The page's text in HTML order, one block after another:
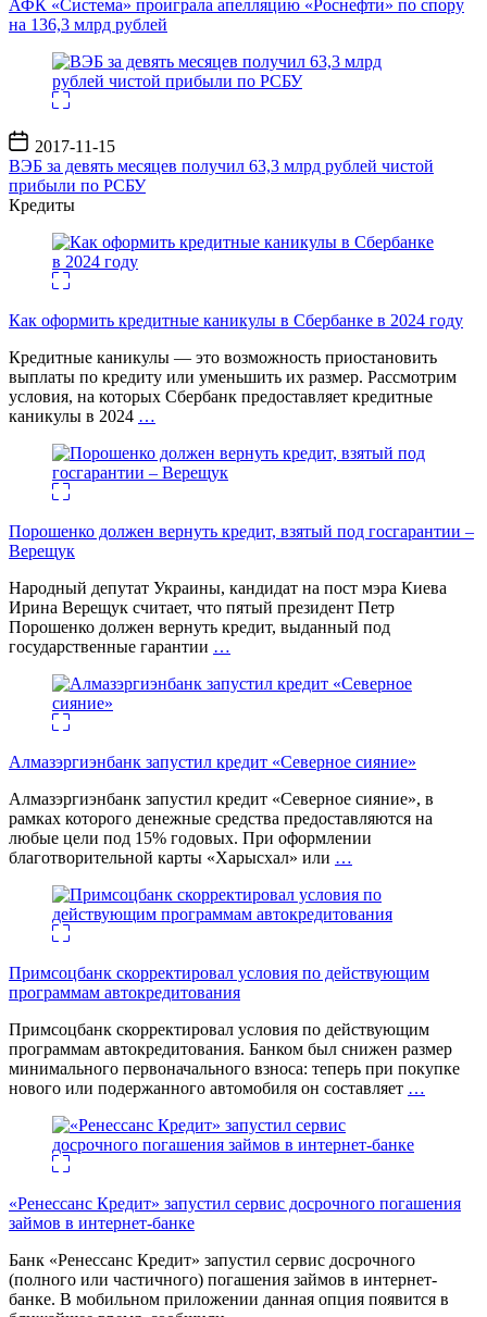
АФК «Система» проиграла апелляцию «Роснефти» по спору
на 136,3 млрд рублей
Дата
записи
2017-11-15
ВЭБ за девять месяцев получил 63,3 млрд рублей чистой
прибыли по РСБУ
Кредиты
Как оформить кредитные каникулы в Сбербанке в 2024 году
Кредитные каникулы — это возможность приостановить
выплаты по кредиту или уменьшить их размер. Рассмотрим
условия, на которых Сбербанк предоставляет кредитные
каникулы в 2024 …
Порошенко должен вернуть кредит, взятый под госгарантии –
Верещук
Народный депутат Украины, кандидат на пост мэра Киева
Ирина Верещук считает, что пятый президент Петр
Порошенко должен вернуть кредит, выданный под
государственные гарантии …
Алмазэргиэнбанк запустил кредит «Северное сияние»
Алмазэргиэнбанк запустил кредит «Северное сияние», в
рамках которого денежные средства предоставляются на
любые цели под 15% годовых. При оформлении
благотворительной карты «Харысхал» или …
Примсоцбанк скорректировал условия по действующим
программам автокредитования
Примсоцбанк скорректировал условия по действующим
программам автокредитования. Банком был снижен размер
минимального первоначального взноса: теперь при покупке
нового или подержанного автомобиля он составляет …
«Ренессанс Кредит» запустил сервис досрочного погашения
займов в интернет-банке
Банк «Ренессанс Кредит» запустил сервис досрочного
(полного или частичного) погашения займов в интернет-
банке. В мобильном приложении данная опция появится в